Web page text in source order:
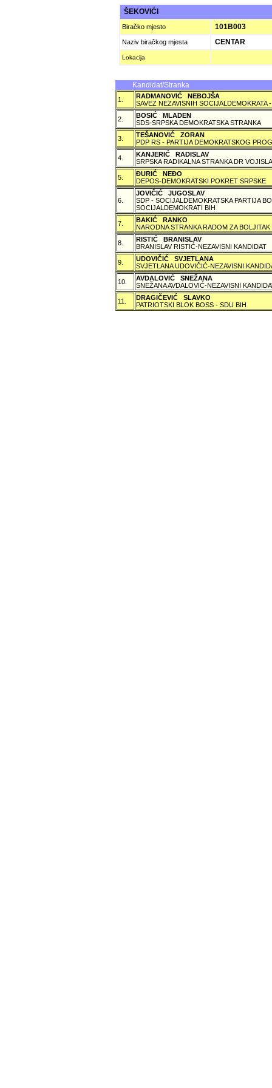
ŠEKOVIĆI
Biračko mjesto 101B003
Naziv biračkog mjesta CENTAR
Lokacija
Kandidat/Stranka
1.
RADMANOVIĆ NEBOJŠA
SAVEZ NEZAVISNIH SOCIJALDEMOKRATA
2.
BOSIĆ MLADEN
SDS-SRPSKA DEMOKRATSKA STRANKA
3.
TEŠANOVIĆ ZORAN
PDP RS - PARTIJA DEMOKRATSKOG
4.
KANJERIĆ RADISLAV
SRPSKA RADIKALNA STRANKA DR
5.
ÐURIĆ NEÐO
DEPOS-DEMOKRATSKI POKRET SRPSKE
6.
JOVIČIĆ JUGOSLAV
SDP - SOCIJALDEMOKRATSKA PARTIJA
SOCIJALDEMOKRATI BIH
7.
BAKIĆ RANKO
NARODNA STRANKA RADOM ZA BOLJITAK
8.
RISTIĆ BRANISLAV
BRANISLAV RISTIĆ-NEZAVISNI KANDIDAT
9.
UDOVIČIĆ SVJETLANA
SVJETLANA UDOVIČIĆ-NEZAVISNI
10.
AVDALOVIĆ SNEŽANA
SNEŽANA AVDALOVIĆ-NEZAVISNI
11.
DRAGIČEVIĆ SLAVKO
PATRIOTSKI BLOK BOSS - SDU BIH